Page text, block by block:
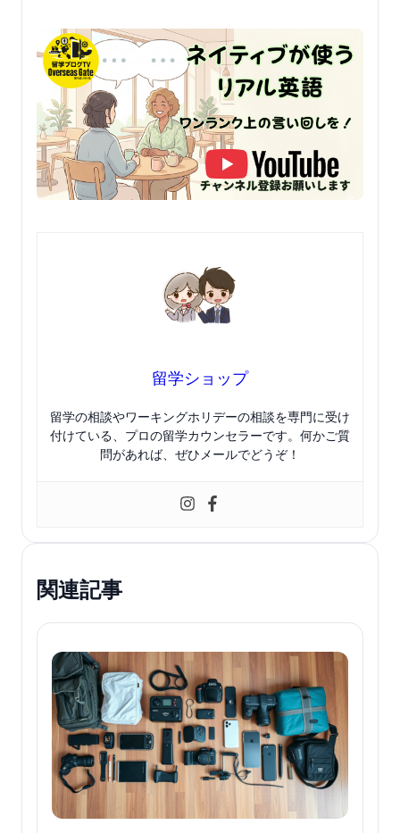
留学ショップ
留学の相談やワーキングホリデーの相談を専門に受け
付けている、プロの留学カウンセラーです。何かご質
問があれば、ぜひメールでどうぞ！
関連記事